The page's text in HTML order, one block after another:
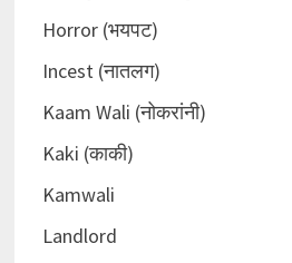
Horror (भयपट)
Incest (नातलग)
Kaam Wali (नोकरांनी)
Kaki (काकी)
Kamwali
Landlord